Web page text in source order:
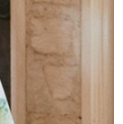
公司）所提供，讓
將買賣／分期付款
款。
商店將以您的個人
集、處理及利用，
更正。
可透過四大超商／
。
取消訂單，請聯絡
需透過AFTEE先享
為準，若有關於
「AFTEE先享後付
home